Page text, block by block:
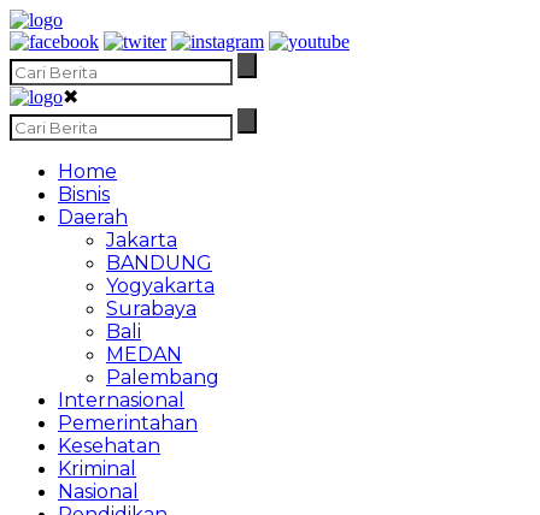
✖
Home
Bisnis
Daerah
Jakarta
BANDUNG
Yogyakarta
Surabaya
Bali
MEDAN
Palembang
Internasional
Pemerintahan
Kesehatan
Kriminal
Nasional